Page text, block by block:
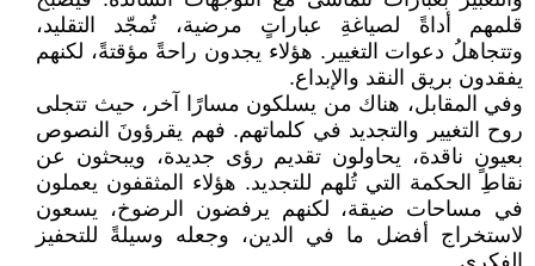
قلمهم أداةً لصياغةِ عباراتٍ مرضية، تُمجّد التقليد،
وتتجاهلُ دعوات التغيير. هؤلاء يجدون راحةً مؤقتةً، لكنهم
يفقدون بريق النقد والإبداع.
وفي المقابل، هناك من يسلكون مسارًا آخر، حيث تتجلى
روح التغيير والتجديد في كلماتهم. فهم يقرؤونَ النصوص
بعيونٍ ناقدة، يحاولون تقديم رؤى جديدة، ويبحثون عن
نقاطِ الحكمة التي تُلهم للتجديد. هؤلاء المثقفون يعملون
في مساحات ضيقة، لكنهم يرفضون الرضوخ، يسعون
لاستخراج أفضل ما في الدين، وجعله وسيلةً للتحفيز